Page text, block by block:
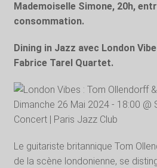
Mademoiselle Simone, 20h,
consommation.
Dining in Jazz avec London
Fabrice Tarel Quartet.
Le guitariste britannique Tom
de la scène londonienne, se